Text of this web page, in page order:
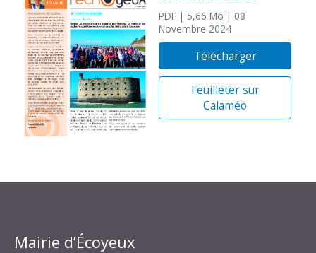
PDF | 5,66 Mo | 08
Novembre 2024
Télécharger
Feuilleter sur
Calaméo
Mairie d’Écoyeux